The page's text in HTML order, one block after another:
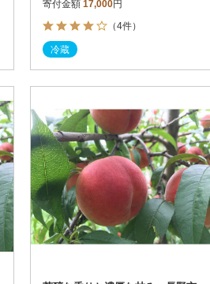
寄付金額 17,000円
（4件）
冷蔵